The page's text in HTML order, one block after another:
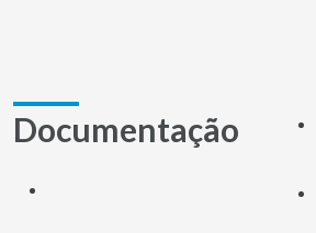
Documentação